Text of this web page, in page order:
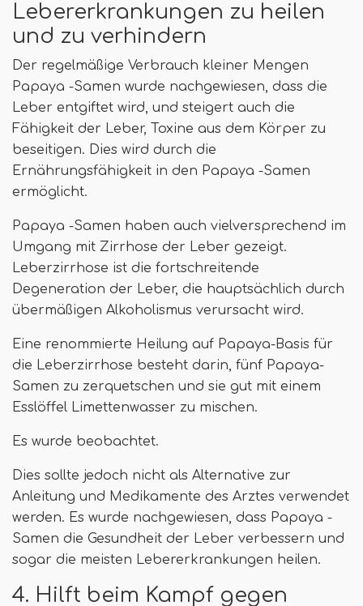
Lebererkrankungen zu heilen
und zu verhindern
Der regelmäßige Verbrauch kleiner Mengen
Papaya -Samen wurde nachgewiesen, dass die
Leber entgiftet wird, und steigert auch die
Fähigkeit der Leber, Toxine aus dem Körper zu
beseitigen. Dies wird durch die
Ernährungsfähigkeit in den Papaya -Samen
ermöglicht.
Papaya -Samen haben auch vielversprechend im
Umgang mit Zirrhose der Leber gezeigt.
Leberzirrhose ist die fortschreitende
Degeneration der Leber, die hauptsächlich durch
übermäßigen Alkoholismus verursacht wird.
Eine renommierte Heilung auf Papaya-Basis für
die Leberzirrhose besteht darin, fünf Papaya-
Samen zu zerquetschen und sie gut mit einem
Esslöffel Limettenwasser zu mischen.
Es wurde beobachtet.
Dies sollte jedoch nicht als Alternative zur
Anleitung und Medikamente des Arztes verwendet
werden. Es wurde nachgewiesen, dass Papaya -
Samen die Gesundheit der Leber verbessern und
sogar die meisten Lebererkrankungen heilen.
4. Hilft beim Kampf gegen